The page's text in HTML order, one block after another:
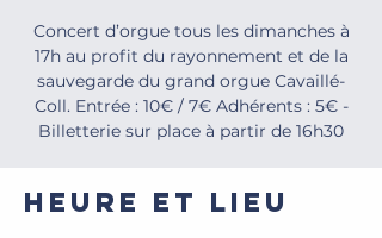
Concert d’orgue tous les dimanches à
17h au profit du rayonnement et de la
sauvegarde du grand orgue Cavaillé-
Coll. Entrée : 10€ / 7€ Adhérents : 5€ -
Billetterie sur place à partir de 16h30
Heure et lieu